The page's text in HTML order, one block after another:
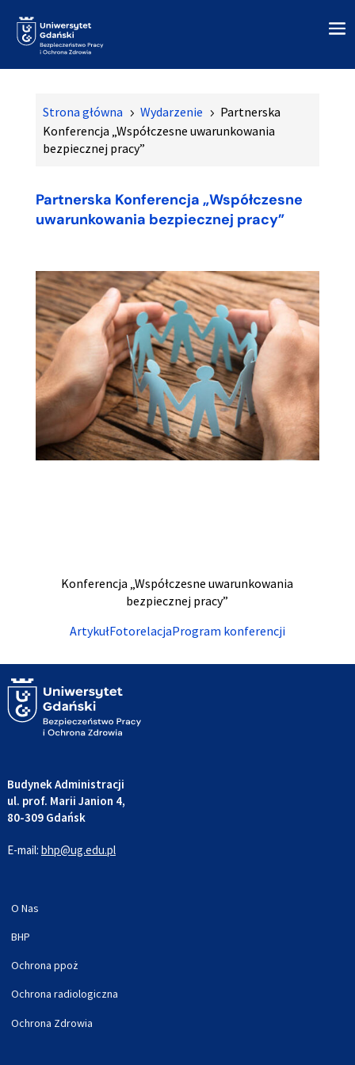
Strona główna 5 Wydarzenie 5 Partnerska
Konferencja „Współczesne uwarunkowania
bezpiecznej pracy”
Partnerska Konferencja „Współczesne
uwarunkowania bezpiecznej pracy”
Konferencja „Współczesne uwarunkowania
bezpiecznej pracy”
ArtykułFotorelacjaProgram konferencji
Budynek Administracji
ul. prof. Marii Janion 4,
80-309 Gdańsk
E-mail: bhp@ug.edu.pl
O Nas
BHP
Ochrona ppoż
Ochrona radiologiczna
Ochrona Zdrowia